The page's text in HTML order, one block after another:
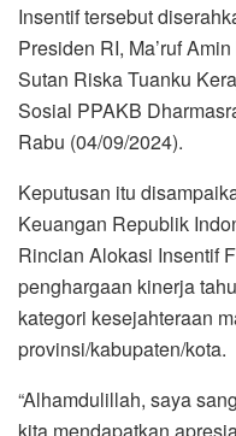
Insentif tersebut
Presiden RI, Ma’ruf
Sutan Riska Tuanku
Sosial PPAKB
Rabu (04/09/2024).
Keputusan itu
Keuangan Republik
Rincian Alokasi Insentif
penghargaan kinerja
kategori kesejahteraan
provinsi/kabupaten/kota.
“Alhamdulillah, saya